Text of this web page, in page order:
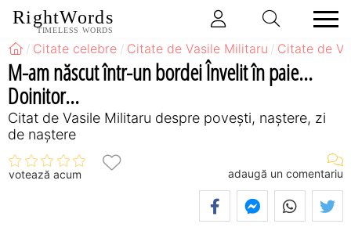
RightWords
TIMELESS WORDS
Citate celebre Citate de Vasile Militaru Citate de
M-am născut într-un bordei Învelit în paie...
Doinitor...
Citat de Vasile Militaru despre povești, naștere, zi
de naștere
votează acum adaugă un comentariu